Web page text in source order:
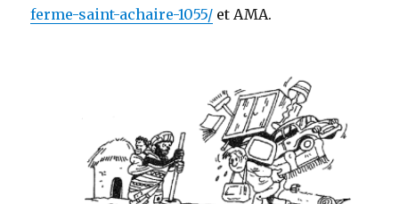
ferme-saint-achaire-1055/ et AMA.